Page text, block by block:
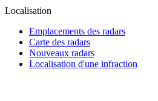
Localisation
Emplacements des radars
Carte des radars
Nouveaux radars
Localisation d'une infraction